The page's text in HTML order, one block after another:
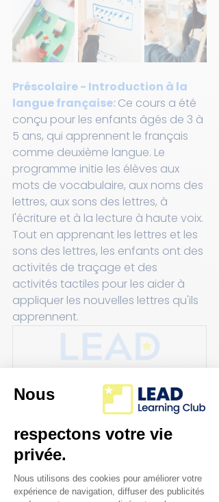
Préscolaire - Introduction à la
langue française: Ce cours a été
conçu pour les enfants âgés de 3 à
5 ans, qui apprennent le français
comme deuxième langue. Le
programme initie les élèves aux
mots de vocabulaire, aux noms des
lettres, aux sons des lettres, à
l'écriture et à la lecture à haute voix.
Tout en apprenant les lettres et les
sons des lettres, les enfants ont des
activités de traçage et des
activités tactiles pour les aider à
appliquer les nouvelles lettres qu'ils
apprennent.
Preschool: Intro to French
Language